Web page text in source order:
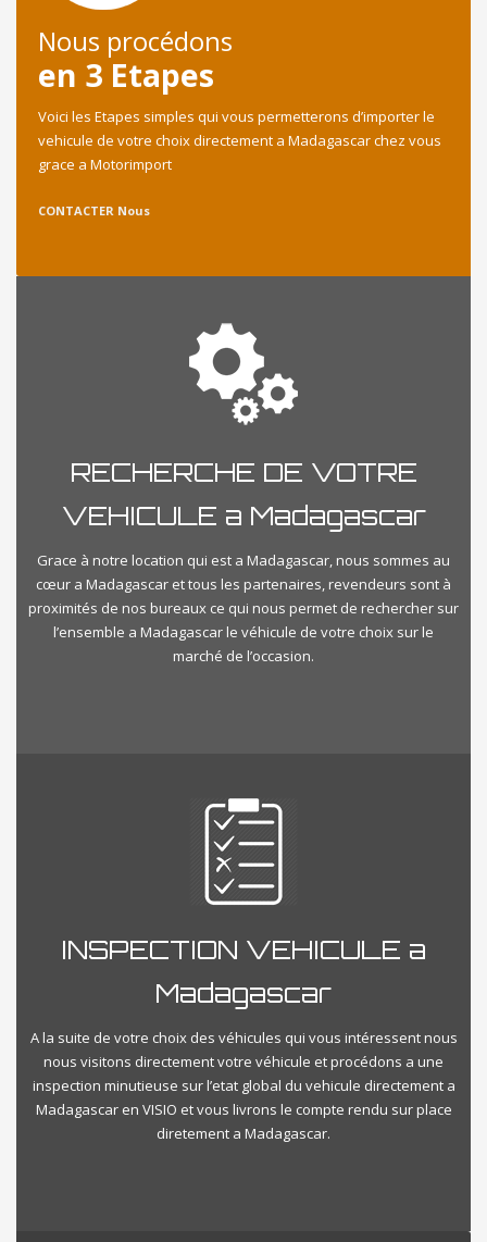
Nous procédons
en 3 Etapes
Voici les Etapes simples qui vous permetterons d’importer le
vehicule de votre choix directement a Madagascar chez vous
grace a Motorimport
CONTACTER Nous
RECHERCHE DE VOTRE
VEHICULE a Madagascar
Grace à notre location qui est a Madagascar, nous sommes au
cœur a Madagascar et tous les partenaires, revendeurs sont à
proximités de nos bureaux ce qui nous permet de rechercher sur
l’ensemble a Madagascar le véhicule de votre choix sur le
marché de l’occasion.
INSPECTION VEHICULE a
Madagascar
A la suite de votre choix des véhicules qui vous intéressent nous
nous visitons directement votre véhicule et procédons a une
inspection minutieuse sur l’etat global du vehicule directement a
Madagascar en VISIO et vous livrons le compte rendu sur place
diretement a Madagascar.